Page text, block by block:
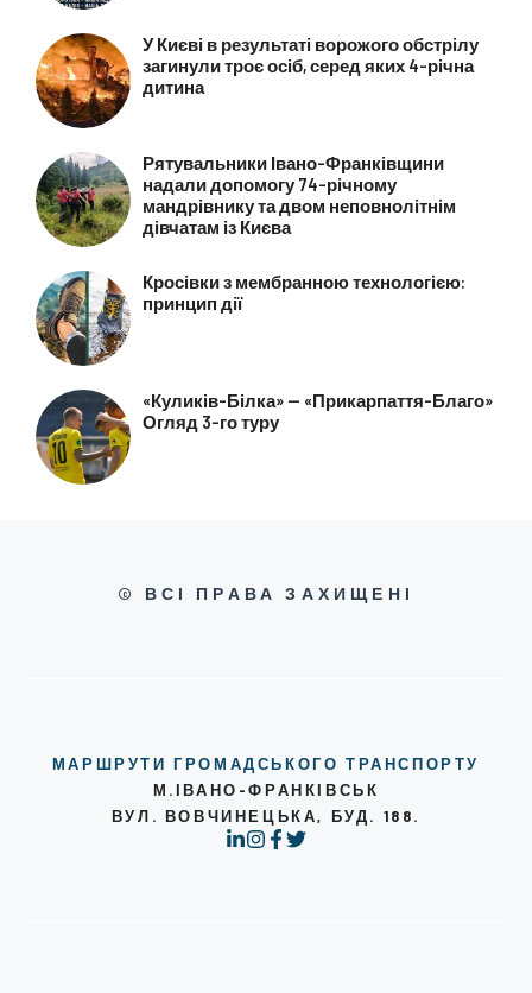
У Києві в результаті ворожого обстрілу
загинули троє осіб, серед яких 4-річна
дитина
Рятувальники Івано-Франківщини
надали допомогу 74-річному
мандрівнику та двом неповнолітнім
дівчатам із Києва
Кросівки з мембранною технологією:
принцип дії
«Куликів-Білка» — «Прикарпаття-Благо»
Огляд 3-го туру
© ВСІ ПРАВА ЗАХИЩЕНІ
МАРШРУТИ ГРОМАДСЬКОГО ТРАНСПОРТУ
М.ІВАНО-ФРАНКІВСЬК
ВУЛ. ВОВЧИНЕЦЬКА, БУД. 188.